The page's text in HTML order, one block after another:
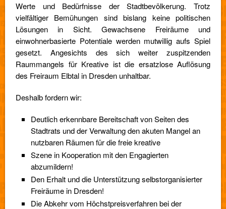
Werte und Bedürfnisse der Stadtbevölkerung. Trotz
vielfältiger Bemühungen sind bislang keine politischen
Lösungen in Sicht. Gewachsene Freiräume und
einwohnerbasierte Potentiale werden mutwillig aufs Spiel
gesetzt. Angesichts des sich weiter zuspitzenden
Raummangels für Kreative ist die ersatzlose Auflösung
des Freiraum Elbtal in Dresden unhaltbar.
Deshalb fordern wir:
Deutlich erkennbare Bereitschaft von Seiten des
Stadtrats und der Verwaltung den akuten Mangel an
nutzbaren Räumen für die freie kreative
Szene in Kooperation mit den Engagierten
abzumildern!
Den Erhalt und die Unterstützung selbstorganisierter
Freiräume in Dresden!
Die Abkehr vom Höchstpreisverfahren bei der